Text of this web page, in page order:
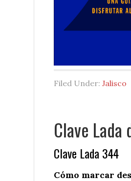
Filed Under: Jalisco
Clave Lada
Clave Lada 344
Cómo marcar